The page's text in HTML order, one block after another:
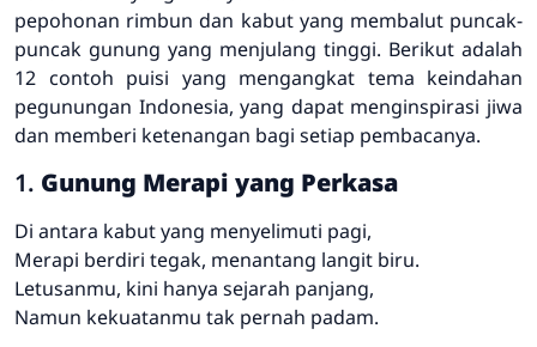
pepohonan rimbun dan kabut yang membalut puncak-
puncak gunung yang menjulang tinggi. Berikut adalah
12 contoh puisi yang mengangkat tema keindahan
pegunungan Indonesia, yang dapat menginspirasi jiwa
dan memberi ketenangan bagi setiap pembacanya.
1. Gunung Merapi yang Perkasa
Di antara kabut yang menyelimuti pagi,
Merapi berdiri tegak, menantang langit biru.
Letusanmu, kini hanya sejarah panjang,
Namun kekuatanmu tak pernah padam.